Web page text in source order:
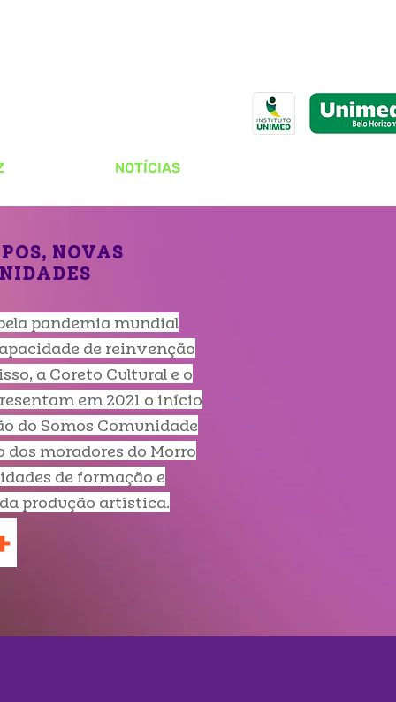
NOTÍCIAS
NOVAS
pandemia mundial
de reinvenção
a Coreto Cultural e o
em 2021 o início
do Somos Comunidade
moradores do Morro
de formação e
produção artística.